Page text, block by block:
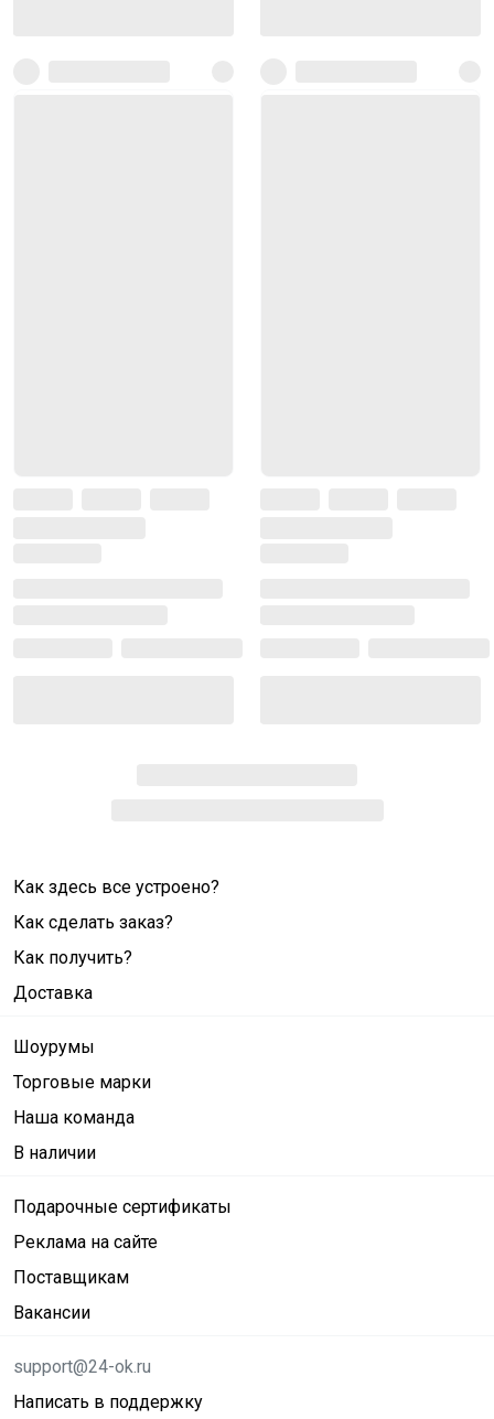
Как здесь все устроено?
Как сделать заказ?
Как получить?
Доставка
Шоурумы
Торговые марки
Наша команда
В наличии
Подарочные сертификаты
Реклама на сайте
Поставщикам
Вакансии
support@24-ok.ru
Написать в поддержку